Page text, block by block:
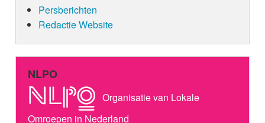
Persberichten
Redactie Website
NLPO
Organisatie van Lokale
Omroepen in Nederland